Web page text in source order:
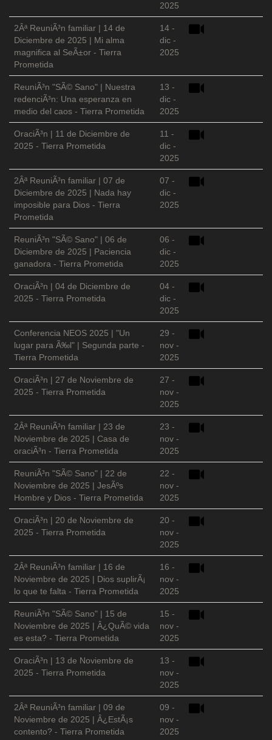
2025
2Âª ReuniÃ³n familiar | 14 de
Diciembre de 2025 | Mi alma
magnifica al SeÃ±or - Tierra
Prometida
14 -
dic -
2025
ReuniÃ³n "SÃ© Sano" | Nuestra
redenciÃ³n: Una esperanza en
medio del caos - Tierra Prometida
13 -
dic -
2025
OraciÃ³n | 11 de Diciembre de
2025 - Tierra Prometida
11 -
dic -
2025
2Âª ReuniÃ³n familiar | 07 de
Diciembre de 2025 | Nada hay
imposible para Dios - Tierra
Prometida
07 -
dic -
2025
ReuniÃ³n "SÃ© Sano" | 06 de
Diciembre de 2025 | Paciencia
ganadora - Tierra Prometida
06 -
dic -
2025
OraciÃ³n | 04 de Diciembre de
2025 - Tierra Prometida
04 -
dic -
2025
Conferencia NEOS 2025 | "Un
lugar para Ã‰l" | Segunda parte -
Tierra Prometida
29 -
nov -
2025
OraciÃ³n | 27 de Noviembre de
2025 - Tierra Prometida
27 -
nov -
2025
2Âª ReuniÃ³n familiar | 23 de
Noviembre de 2025 | Casa de
oraciÃ³n - Tierra Prometida
23 -
nov -
2025
ReuniÃ³n "SÃ© Sano" | 22 de
Noviembre de 2025 | JesÃºs
Hombre y Dios - Tierra Prometida
22 -
nov -
2025
OraciÃ³n | 20 de Noviembre de
2025 - Tierra Prometida
20 -
nov -
2025
2Âª ReuniÃ³n familiar | 16 de
Noviembre de 2025 | Dios suplirÃ¡
lo que te falta - Tierra Prometida
16 -
nov -
2025
ReuniÃ³n "SÃ© Sano" | 15 de
Noviembre de 2025 | Â¿QuÃ© vida
es esta? - Tierra Prometida
15 -
nov -
2025
OraciÃ³n | 13 de Noviembre de
2025 - Tierra Prometida
13 -
nov -
2025
2Âª ReuniÃ³n familiar | 09 de
Noviembre de 2025 | Â¿EstÃ¡s
contento? - Tierra Prometida
09 -
nov -
2025